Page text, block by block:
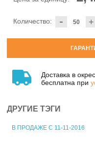
- +
Количество:
Доставка в
бесплатна при
ДРУГИЕ ТЭГИ
В ПРОДАЖЕ С 11-11-2016